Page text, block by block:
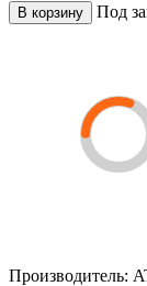
В корзину Под
Производитель: